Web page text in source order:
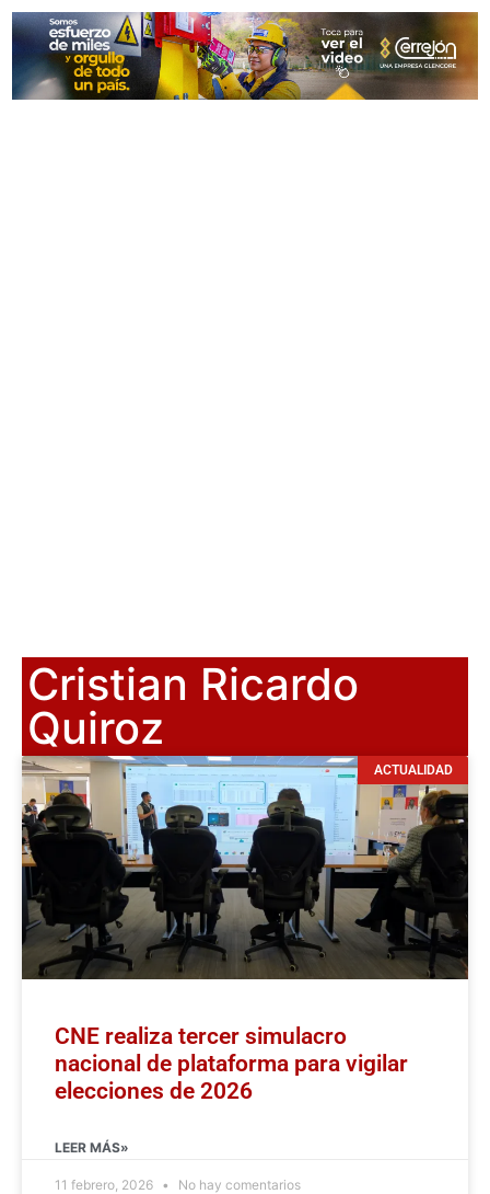
Cristian Ricardo
Quiroz
ACTUALIDAD
CNE realiza tercer simulacro
nacional de plataforma para vigilar
elecciones de 2026
LEER MÁS»
11 febrero, 2026 No hay comentarios